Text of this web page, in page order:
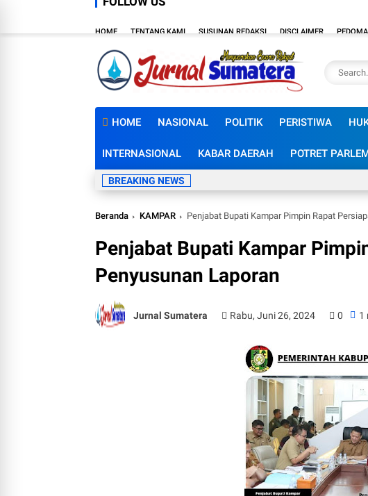
HOME TENTANG KAMI SUSUNAN REDAKSI DISCLAIMER
HOME NASIONAL POLITIK PERISTIWA
INTERNASIONAL KABAR DAERAH POTRET
BREAKING NEWS
Beranda KAMPAR Penjabat Bupati Kampar Pimpin Rapat
Penjabat Bupati Kampar
Penyusunan Laporan
Jurnal Sumatera Rabu, Juni 26, 2024 0 1